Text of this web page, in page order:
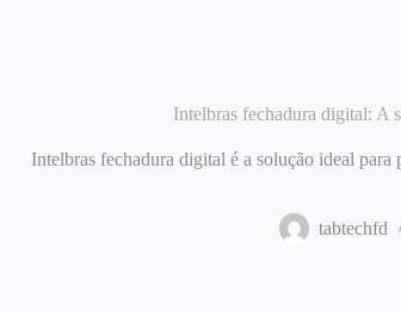
Intelbras fechadura digital: A
Intelbras fechadura digital é a solução ideal
tabtechfd